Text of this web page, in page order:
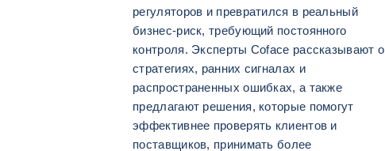
регуляторов и превратился в реальный
бизнес-риск, требующий постоянного
контроля. Эксперты Coface рассказывают о
стратегиях, ранних сигналах и
распространенных ошибках, а также
предлагают решения, которые помогут
эффективнее проверять клиентов и
поставщиков, принимать более